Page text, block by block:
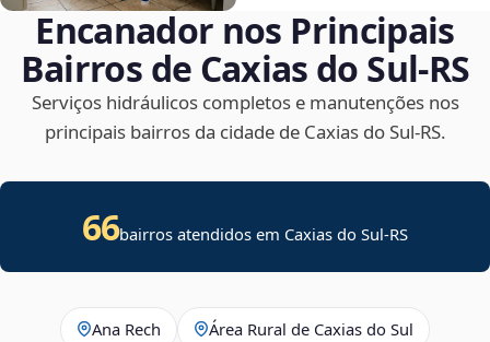
Encanador nos Principais
Bairros de Caxias do Sul‑RS
Serviços hidráulicos completos e manutenções nos
principais bairros da cidade de Caxias do Sul‑RS.
66bairros atendidos em Caxias do Sul-RS
Ana Rech Área Rural de Caxias do Sul